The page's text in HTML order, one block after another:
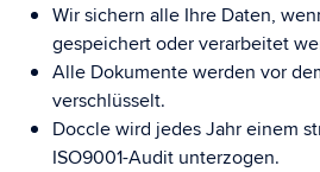
Wir sichern alle Ihre Daten,
gespeichert oder verarbeitet
Alle Dokumente werden vor
verschlüsselt.
Doccle wird jedes Jahr einem
ISO9001-Audit unterzogen.